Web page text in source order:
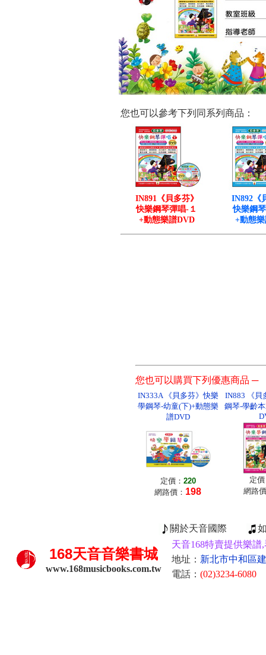
您也可以參考下列同系列商品：
IN891《貝多芬》
快樂鋼琴彈唱-１
+動態樂譜DVD
IN892《
快樂鋼
+動態
您也可以購買下列優惠商品 ─
IN333A 《貝多芬》快樂
學鋼琴-幼童(下)+動態樂
譜DVD
定價： 220
網路價： 198
IN883 《貝
鋼琴-學齡
定
網路
關於天音國際
168天音音樂書城
www.168musicbooks.com.tw
天音168特賣提供樂
地址： 新北市中和區
電話： (02)3234-6080